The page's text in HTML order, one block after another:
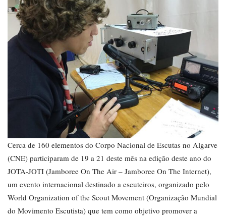
Cerca de 160 elementos do Corpo Nacional de Escutas no Algarve
(CNE) participaram de 19 a 21 deste mês na edição deste ano do
JOTA-JOTI (Jamboree On The Air – Jamboree On The Internet),
um evento internacional destinado a escuteiros, organizado pelo
World Organization of the Scout Movement (Organização Mundial
do Movimento Escutista) que tem como objetivo promover a